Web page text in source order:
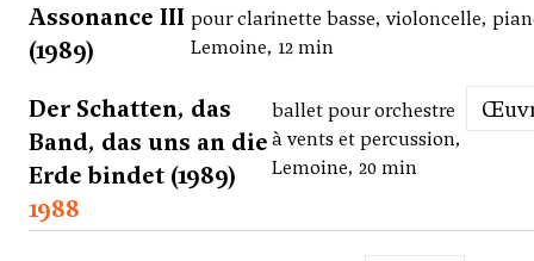
Assonance III
(1989)
pour clarinette basse, violoncelle,
Lemoine, 12 min
Der Schatten, das
Band, das uns an die
Erde bindet (1989)
ballet pour orchestre
à vents et percussion,
Lemoine, 20 min
1988